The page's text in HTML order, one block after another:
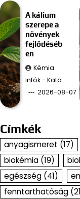
A kálium
szerepe a
növények
fejlődéséb
en
Kémia
infók - Kata
2026-08-07
Címkék
anyagismeret (17)
biokémia (19)
egészség (41)
fenntarthatóság